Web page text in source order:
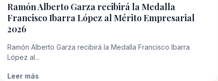
Ramón Alberto Garza recibirá la Medalla
Francisco Ibarra López al Mérito Empresarial
2026
Ramón Alberto Garza recibirá la Medalla Francisco Ibarra
López al...
Leer más